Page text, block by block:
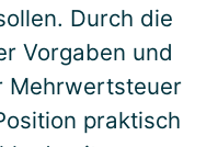
Durch die
Vorgaben und
Mehrwertsteuer
praktisch